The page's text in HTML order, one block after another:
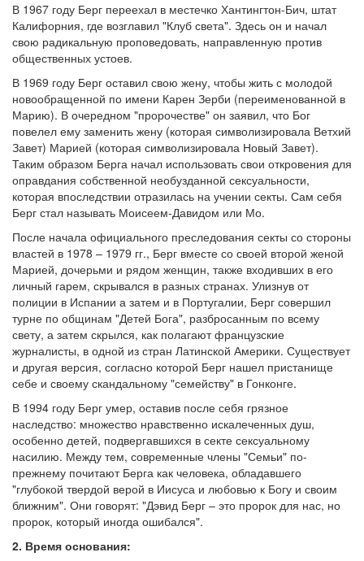
В 1967 году Берг переехал в местечко Хантингтон-Бич, штат
Калифорния, где возглавил "Клуб света". Здесь он и начал
свою радикальную проповедовать, направленную против
общественных устоев.
В 1969 году Берг оставил свою жену, чтобы жить с молодой
новообращенной по имени Карен Зерби (переименованной в
Марию). В очередном "пророчестве" он заявил, что Бог
повелел ему заменить жену (которая символизировала Ветхий
Завет) Марией (которая символизировала Новый Завет).
Таким образом Берга начал использовать свои откровения для
оправдания собственной необузданной сексуальности,
которая впоследствии отразилась на учении секты. Сам себя
Берг стал называть Моисеем-Давидом или Мо.
После начала официального преследования секты со стороны
властей в 1978 – 1979 гг., Берг вместе со своей второй женой
Марией, дочерьми и рядом женщин, также входивших в его
личный гарем, скрывался в разных странах. Улизнув от
полиции в Испании а затем и в Португалии, Берг совершил
турне по общинам "Детей Бога", разбросанным по всему
свету, а затем скрылся, как полагают французские
журналисты, в одной из стран Латинской Америки. Существует
и другая версия, согласно которой Берг нашел пристанище
себе и своему скандальному "семейству" в Гонконге.
В 1994 году Берг умер, оставив после себя грязное
наследство: множество нравственно искалеченных душ,
особенно детей, подвергавшихся в секте сексуальному
насилию. Между тем, современные члены "Семьи" по-
прежнему почитают Берга как человека, обладавшего
"глубокой твердой верой в Иисуса и любовью к Богу и своим
ближним". Они говорят: "Дэвид Берг – это пророк для нас, но
пророк, который иногда ошибался".
2. Время основания: